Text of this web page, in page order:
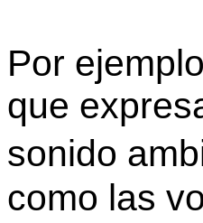
Por
que
sonido
como las